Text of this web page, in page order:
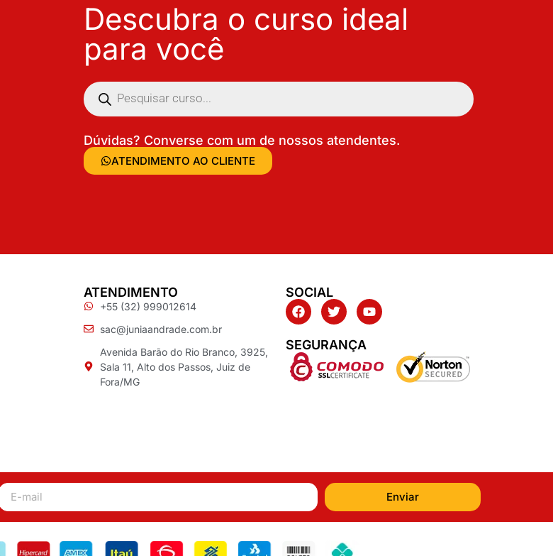
Descubra o curso ideal
para você
Dúvidas? Converse com um de nossos atendentes.
ATENDIMENTO AO CLIENTE
ATENDIMENTO
+55 (32) 999012614
sac@juniaandrade.com.br
Avenida Barão do Rio Branco, 3925,
Sala 11, Alto dos Passos, Juiz de
Fora/MG
SOCIAL
SEGURANÇA
Enviar